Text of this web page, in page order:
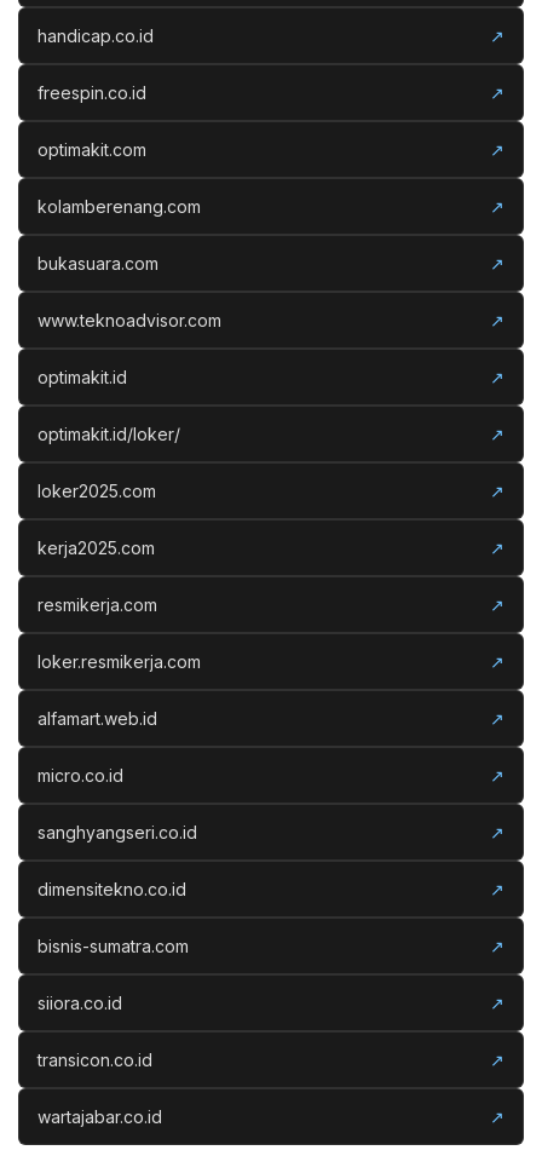
handicap.co.id ↗
freespin.co.id ↗
optimakit.com ↗
kolamberenang.com ↗
bukasuara.com ↗
www.teknoadvisor.com ↗
optimakit.id ↗
optimakit.id/loker/ ↗
loker2025.com ↗
kerja2025.com ↗
resmikerja.com ↗
loker.resmikerja.com ↗
alfamart.web.id ↗
micro.co.id ↗
sanghyangseri.co.id ↗
dimensitekno.co.id ↗
bisnis-sumatra.com ↗
siiora.co.id ↗
transicon.co.id ↗
wartajabar.co.id ↗